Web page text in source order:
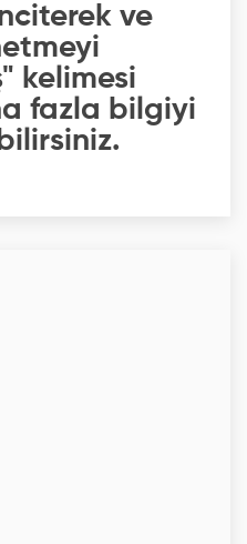
ve
kelimesi
fazla bilgiyi